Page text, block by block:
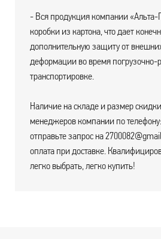
- Вся продукция компании «Альта-
коробки из картона, что дает
дополнительную защиту от
деформации во время погрузочно-
транспортировке.
Наличие на складе и размер
менеджеров компании по
отправьте запрос на
оплата при доставке.
легко выбрать, легко купить!